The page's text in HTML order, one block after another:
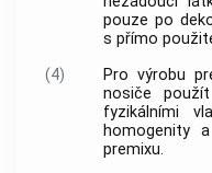
pouze po
s přímo
(4)
Pro výrobu
nosiče
fyzikálními
homogenity
premixu.